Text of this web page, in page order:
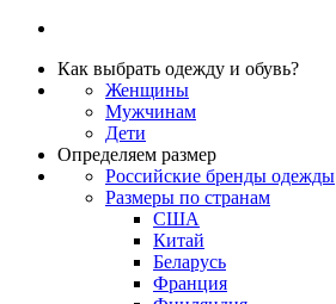
Как выбрать одежду и обувь?
Женщины
Мужчинам
Дети
Определяем размер
Российские бренды одежды
Размеры по странам
США
Китай
Беларусь
Франция